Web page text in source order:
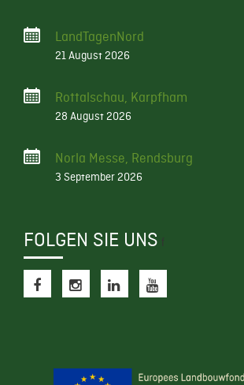
LandTagenNord
21 August 2026
Rottalschau, Karpfham
28 August 2026
Norla Messe, Rendsburg
3 September 2026
FOLGEN SIE UNS f